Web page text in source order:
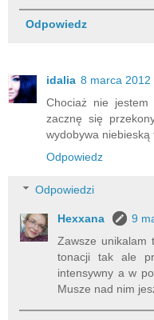
Odpowiedz
idalia 8 marca 2012
Chociaż nie
zacznę się
wydobywa
Odpowiedz
Odpowiedzi
Hexxana
9
Zawsze unikalam
tonacji tak ale
intensywny a w
Musze nad nim